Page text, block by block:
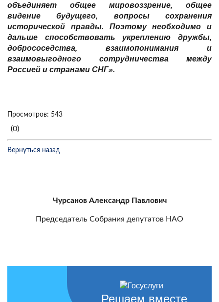
объединяет общее мировоззрение, общее
видение будущего, вопросы сохранения
исторической правды. Поэтому необходимо и
дальше способствовать укреплению дружбы,
добрососедства, взаимопонимания и
взаимовыгодного сотрудничества между
Россией и странами СНГ».
Просмотров: 543
(0)
Вернуться назад
Чурсанов Александр Павлович
Председатель Собрания депутатов НАО
Решаем вместе